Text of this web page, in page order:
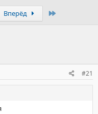
Вперёд
#21